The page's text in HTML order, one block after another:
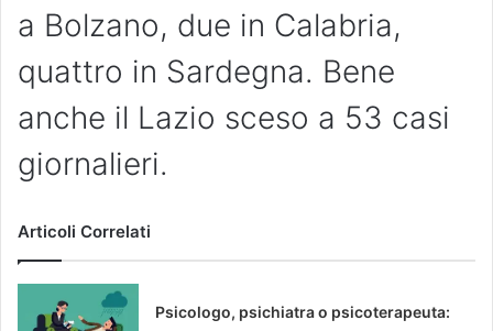
a Bolzano, due in Calabria,
quattro in Sardegna. Bene
anche il Lazio sceso a 53 casi
giornalieri.
Articoli Correlati
Psicologo, psichiatra o psicoterapeuta: